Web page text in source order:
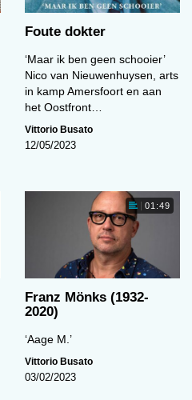
Foute dokter
‘Maar ik ben geen schooier’
Nico van Nieuwenhuysen, arts
in kamp Amersfoort en aan
het Oostfront…
Vittorio Busato
12/05/2023
01:49
Franz Mönks (1932-
2020)
‘Aage M.’
Vittorio Busato
03/02/2023